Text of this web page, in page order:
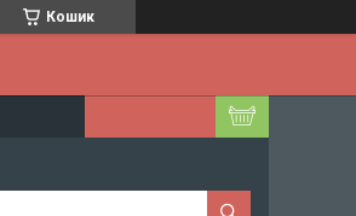
Кошик